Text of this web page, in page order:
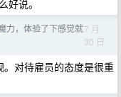
好说。
力，体验了下感觉就7 月
30 日
对待雇员的态度是很重